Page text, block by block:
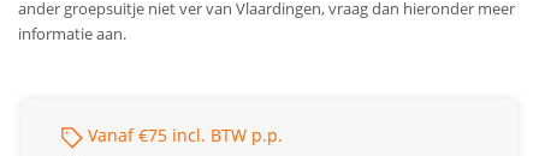
ander groepsuitje niet ver van Vlaardingen, vraag dan hieronder meer
informatie aan.
Vanaf €75 incl. BTW p.p.